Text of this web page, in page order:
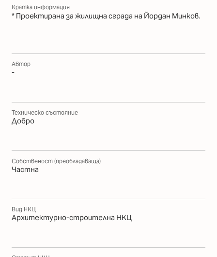
Кратка информация
* Проектирана за жилищна сграда на Йордан Минков.
Автор
-
Техническо състояние
Добро
Собственост (преобладаваща)
Частна
Вид НКЦ
Архитектурно-строителна НКЦ